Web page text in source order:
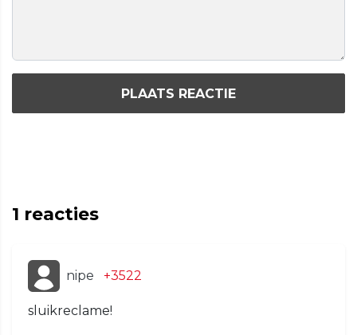
PLAATS REACTIE
1 reacties
nipe +3522
sluikreclame!